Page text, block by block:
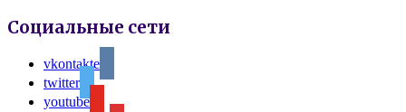
Социальные сети
vkontakte
twitter
youtube